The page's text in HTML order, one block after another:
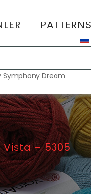
PATTERNS
Symphony Dream
Vista – 5305